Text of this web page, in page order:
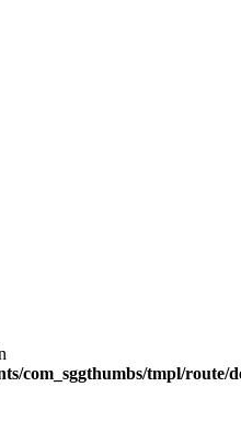
com_sggthumbs/tmpl/route/